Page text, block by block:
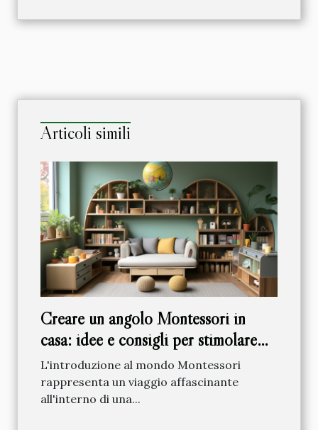
Articoli simili
Creare un angolo Montessori in
casa: idee e consigli per stimolare
l'apprendimento
L'introduzione al mondo Montessori
rappresenta un viaggio affascinante
all'interno di una...